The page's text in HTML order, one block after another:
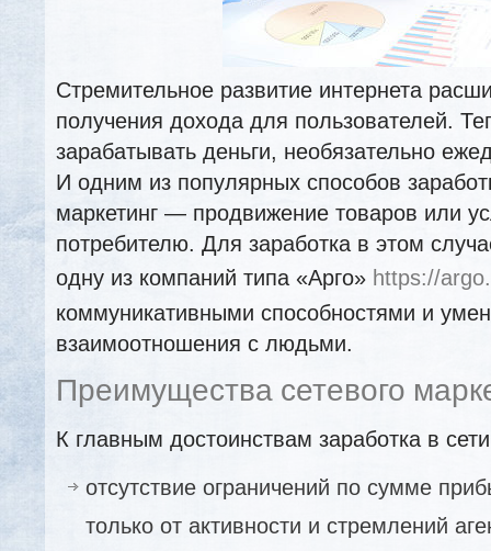
Стремительное развитие интернета
получения дохода для пользователей.
зарабатывать деньги, необязательно
И одним из популярных способов
маркетинг — продвижение товаров или
потребителю. Для заработка в этом
одну из компаний типа «Арго» https://
коммуникативными способностями и
взаимоотношения с людьми.
Преимущества сетевого
К главным достоинствам заработка в
отсутствие ограничений по сумме
только от активности и стремлений